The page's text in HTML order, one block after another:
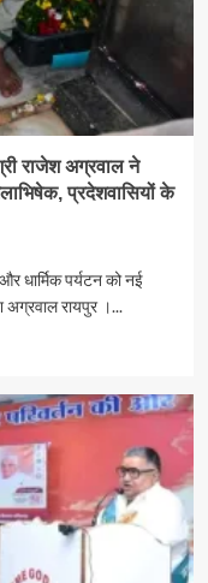
राजेश अग्रवाल ने
प्रदेशवासियों के
धार्मिक पर्यटन को नई
अग्रवाल रायपुर ।...